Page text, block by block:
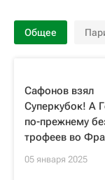
Общее
Сафонов взял
Суперкубок! А
по-прежнему
трофеев во
05 января 2025